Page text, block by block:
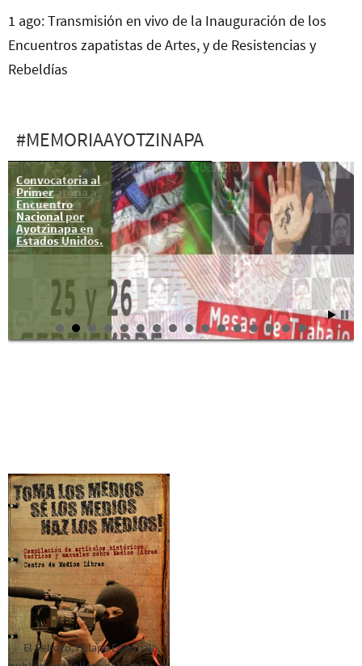
1 ago: Transmisión en vivo de la Inauguración de los
Encuentros zapatistas de Artes, y de Resistencias y
Rebeldías
#MEMORIAAYOTZINAPA
Convocatoria al
Primer
Encuentro
Nacional por
Ayotzinapa en
Estados Unidos.
8 oct:
Convocatoria a
la Asamblea
Nacional
Popular en
Ayotzinapa
El Rebozo, Palapa Editorial,